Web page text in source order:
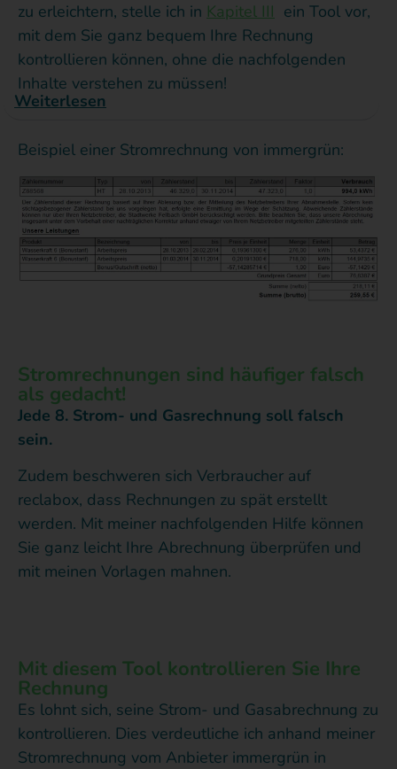
zu erleichtern, stelle ich in Kapitel III ein Tool vor,
mit dem Sie ganz bequem Ihre Rechnung
kontrollieren können, ohne die nachfolgenden
Inhalte verstehen zu müssen!
Weiterlesen
Beispiel einer Stromrechnung von immergrün:
Stromrechnungen sind häufiger falsch
als gedacht!
Jede 8. Strom- und Gasrechnung soll falsch
sein.
Zudem beschweren sich Verbraucher auf
reclabox, dass Rechnungen zu spät erstellt
werden. Mit meiner nachfolgenden Hilfe können
Sie ganz leicht Ihre Abrechnung überprüfen und
mit meinen Vorlagen mahnen.
Mit diesem Tool kontrollieren Sie Ihre
Rechnung
Es lohnt sich, seine Strom- und Gasabrechnung zu
kontrollieren. Dies verdeutliche ich anhand meiner
Stromrechnung vom Anbieter immergrün in